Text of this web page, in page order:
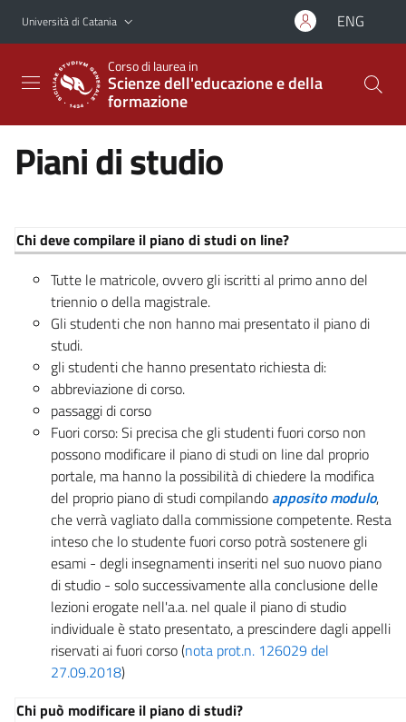
Vai al contenuto principale
Vai al menu di navigazione
Università di Catania ENG
Corso di laurea in
Scienze dell'educazione e della
formazione
Piani di studio
Chi deve compilare il piano di studi on line?
Tutte le matricole, ovvero gli iscritti al primo anno del
triennio o della magistrale.
Gli studenti che non hanno mai presentato il piano di
studi.
gli studenti che hanno presentato richiesta di:
abbreviazione di corso.
passaggi di corso
Fuori corso: Si precisa che gli studenti fuori corso non
possono modificare il piano di studi on line dal proprio
portale, ma hanno la possibilità di chiedere la modifica
del proprio piano di studi compilando apposito modulo,
che verrà vagliato dalla commissione competente. Resta
inteso che lo studente fuori corso potrà sostenere gli
esami - degli insegnamenti inseriti nel suo nuovo piano
di studio - solo successivamente alla conclusione delle
lezioni erogate nell'a.a. nel quale il piano di studio
individuale è stato presentato, a prescindere dagli appelli
riservati ai fuori corso (nota prot.n. 126029 del
27.09.2018)
Chi può modificare il piano di studi?